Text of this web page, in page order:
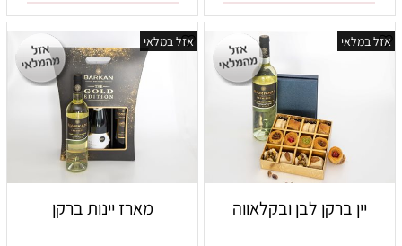
אזל במלאי
יין ברקן לבן ובקלאווה
אזל במלאי
מארז יינות ברקן